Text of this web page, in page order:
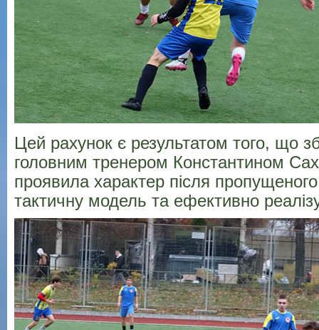
Цей рахунок є результатом того, що
головним тренером Константином
проявила характер після
тактичну модель та ефективно